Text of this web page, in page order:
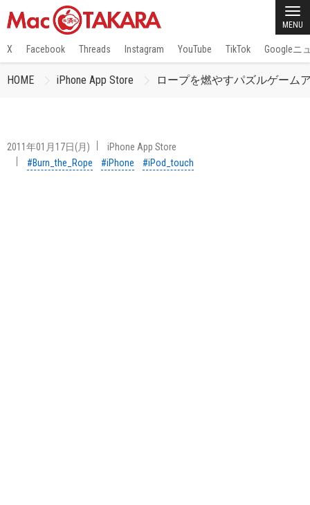
MENU
X Facebook Threads Instagram YouTube TikTok Googleニ
HOME iPhone App Store ロープを燃やすパズルゲーム
2011年01月17日(月)
iPhone App Store
#Burn_the_Rope
#iPhone #iPod_touch